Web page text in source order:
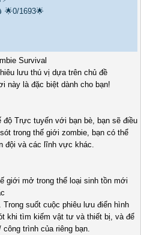
🌟0/1693🌟
lưu thú vị dựa trên chủ đề
này là đặc biệt dành cho bạn!
Trực tuyến với bạn bè, bạn sẽ điều
trong thế giới zombie, bạn có thể
đội và các lĩnh vực khác.
giới mở trong thể loại sinh tồn mới
suốt cuộc phiêu lưu điển hình
khi tìm kiếm vật tư và thiết bị, và để
trình của riêng bạn.